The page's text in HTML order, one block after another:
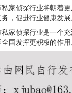
家侦探行业将朝着
，促进行业健康发
家侦探行业是一个
国发挥更积极的作